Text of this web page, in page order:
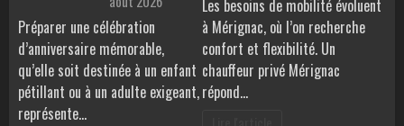
Préparer une célébration
d’anniversaire mémorable,
qu’elle soit destinée à un enfant
pétillant ou à un adulte exigeant,
représente…
Les besoins de mobilité évoluent
à Mérignac, où l’on recherche
confort et flexibilité. Un
chauffeur privé Mérignac
répond…